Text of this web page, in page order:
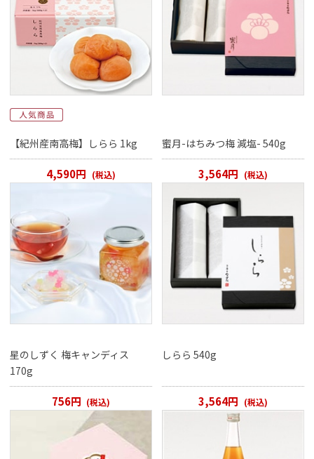
【紀州産南高梅】しらら 1kg
4,590円 (税込)
蜜月-はちみつ梅 減塩- 540g
3,564円 (税込)
星のしずく 梅キャンディス
170g
756円 (税込)
しらら 540g
3,564円 (税込)